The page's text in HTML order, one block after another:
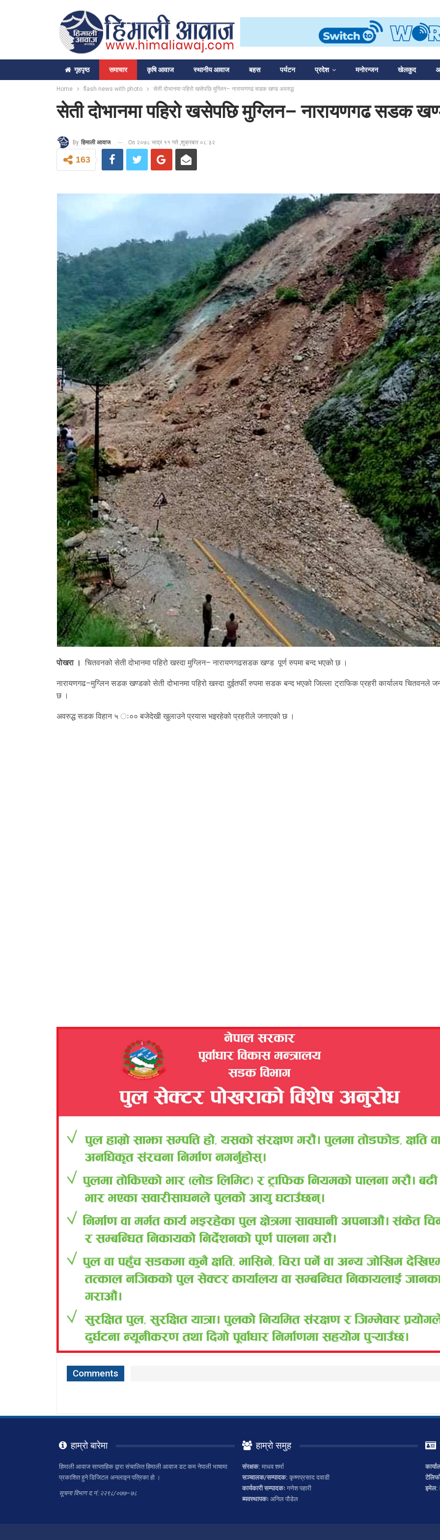
गृहपृष्‍ठ समाचार कृषि आवाज स्थानीय आवाज बहस पर्यटन प्रदेश मनोरन्जन खेलकुद
Home flash news with photo सेती दोभानमा पहिरो खसेपछि मुग्लिन– नारायणगढ सडक खण्ड अवरुद्ध
सेती दोभानमा पहिरो खसेपछि मुग्लिन– नारायणगढ सडक
By हिमाली आवाज On २०७८ भाद्र ११ गते ,शुक्रबार ०८:३२
163
पोखरा । चितवनको सेती दोभानमा पहिरो खस्दा मुग्लिन– नारायणगढसडक खण्ड पूर्ण रुपमा बन्द भएको छ ।
नारायणगढ–मुग्लिन सडक खण्डको सेती दोभानमा पहिरो खस्दा दुईतर्फी रुपमा सडक बन्द भएको जिल्ला ट्राफिक प्रहरी कार्यालय चितवनले
छ ।
अवरुद्ध सडक विहान ५ ः०० बजेदेखी खुलाउने प्रयास भइरहेको प्रहरीले जनाएको छ ।
Comments
हाम्रो बारेमा
हिमाली आवाज साप्ताहिक द्वारा संचालित हिमाली आवाज डट कम नेपाली भाषामा
प्रकाशित हुने डिजिटल अनलाइन पत्रिका हो ।
सूचना विभाग द.नं.:२२९८/०७७–७८
हाम्रो समुह
संरक्षक: माधव शर्मा
सञ्चालक/सम्पादक: कृष्णप्रसाद दवाडी
कार्यकारी सम्पादकःगणेश पहारी
ब्यवस्थापकःअनिल पौडेल
इमेल: